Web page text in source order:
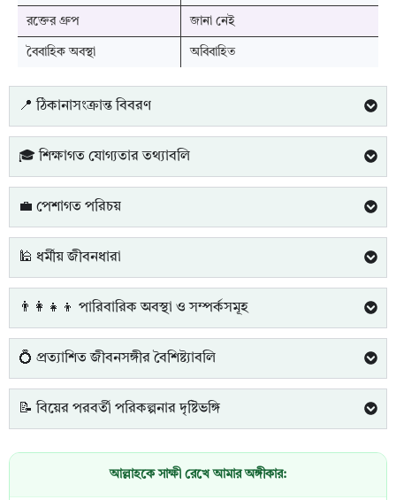
রক্তের গ্রুপ জানা নেই
বৈবাহিক অবস্থা অবিবাহিত
📍 ঠিকানাসংক্রান্ত বিবরণ
🎓 শিক্ষাগত যোগ্যতার তথ্যাবলি
💼 পেশাগত পরিচয়
🕌 ধর্মীয় জীবনধারা
👨‍👩‍👧‍👦 পারিবারিক অবস্থা ও সম্পর্কসমূহ
💍 প্রত্যাশিত জীবনসঙ্গীর বৈশিষ্ট্যাবলি
📝 বিয়ের পরবর্তী পরিকল্পনার দৃষ্টিভঙ্গি
আল্লাহকে সাক্ষী রেখে আমার অঙ্গীকার: